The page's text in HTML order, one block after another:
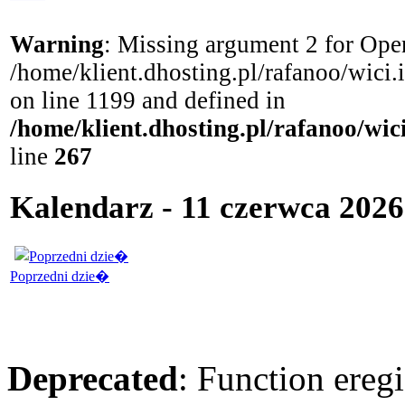
Warning: Missing argument 2 for
/home/klient.dhosting.pl/rafanoo/
on line 1199 and defined in
/home/klient.dhosting.pl/rafanoo/
line 267
Kalendarz - 11 czerwca
Poprzedni dzie�
Deprecated: Function